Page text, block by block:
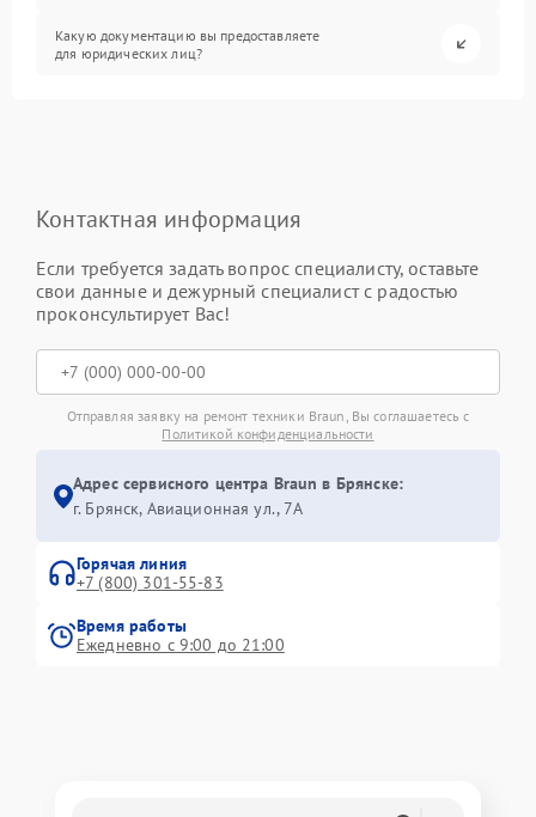
Какую документацию вы предоставляете
для юридических лиц?
Контактная информация
Если требуется задать вопрос специалисту, оставьте
свои данные и дежурный специалист с радостью
проконсультирует Вас!
Отправляя заявку на ремонт техники Braun, Вы соглашаетесь с
Политикой конфиденциальности
Адрес сервисного центра Braun в Брянске:
г. Брянск, Авиационная ул., 7А
Горячая линия
+7 (800) 301-55-83
Время работы
Ежедневно с 9:00 до 21:00